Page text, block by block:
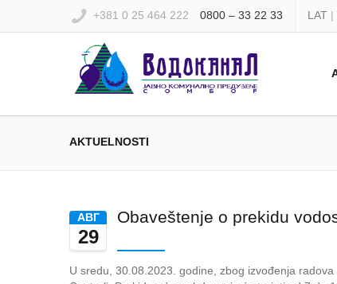
+381 0 25 464 222 0800 – 33 22 33 LAT |
AKTUELNOSTI
AВГ
29
Obaveštenje o prekidu
U sredu, 30.08.2023. godine, zbog izvođenja